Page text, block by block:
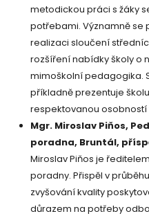
metodickou práci s žáky
potřebami. Významně
realizaci sloučení
rozšíření nabídky školy o
mimoškolní pedagogika.
příkladně prezentuje
respektovanou osobností
Mgr. Miroslav Piňos,
poradna, Bruntál,
Miroslav Piňos je
poradny. Přispěl v
zvyšování kvality
důrazem na potřeby